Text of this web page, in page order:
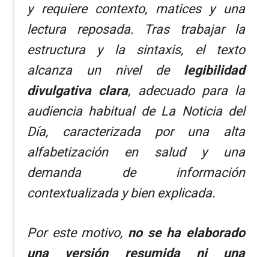
y requiere contexto, matices y una
lectura reposada. Tras trabajar la
estructura y la sintaxis, el texto
alcanza un nivel de legibilidad
divulgativa clara, adecuado para la
audiencia habitual de La Noticia del
Día, caracterizada por una alta
alfabetización en salud y una
demanda de información
contextualizada y bien explicada.
Por este motivo, no se ha elaborado
una versión resumida ni una